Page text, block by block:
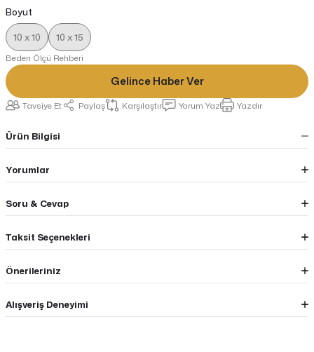
Boyut
10 x 10
10 x 15
Beden Ölçü Rehberi
Gelince Haber Ver
Tavsiye Et Paylaş Karşılaştır Yorum Yaz Yazdır
Ürün Bilgisi
Yorumlar
Soru & Cevap
Taksit Seçenekleri
Önerileriniz
Alışveriş Deneyimi